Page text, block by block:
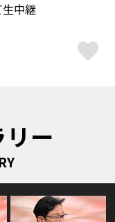
中継
ー